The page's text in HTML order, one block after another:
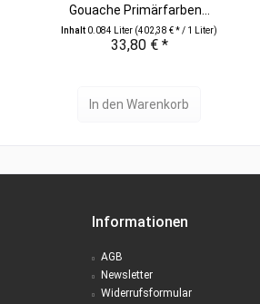
Gouache Primärfarben...
Inhalt 0.084 Liter (402,38 € * / 1 Liter)
33,80 € *
In den Warenkorb
Informationen
AGB
Newsletter
Widerrufsformular